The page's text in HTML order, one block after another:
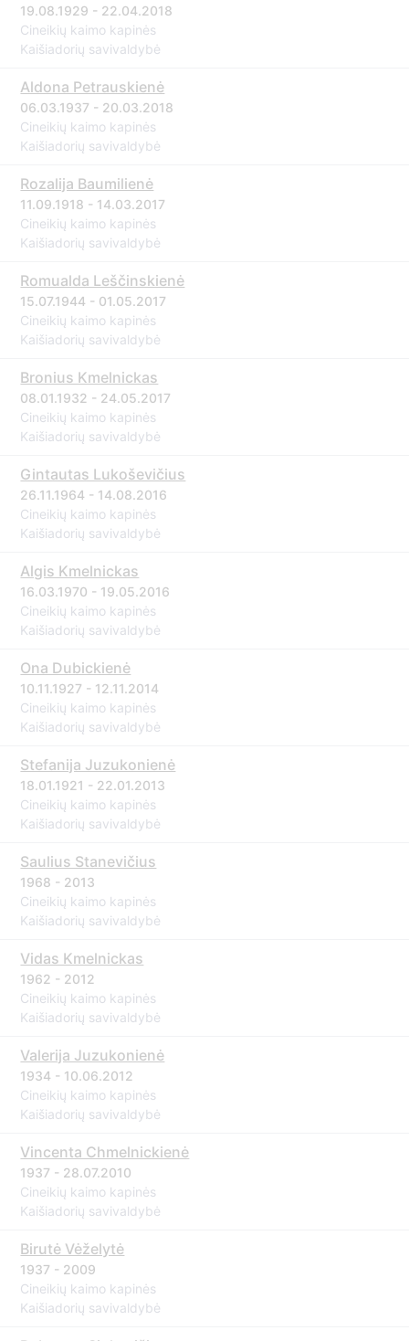
19.08.1929 - 22.04.2018
Cineikių kaimo kapinės
Kaišiadorių savivaldybė
Aldona Petrauskienė
06.03.1937 - 20.03.2018
Cineikių kaimo kapinės
Kaišiadorių savivaldybė
Rozalija Baumilienė
11.09.1918 - 14.03.2017
Cineikių kaimo kapinės
Kaišiadorių savivaldybė
Romualda Leščinskienė
15.07.1944 - 01.05.2017
Cineikių kaimo kapinės
Kaišiadorių savivaldybė
Bronius Kmelnickas
08.01.1932 - 24.05.2017
Cineikių kaimo kapinės
Kaišiadorių savivaldybė
Gintautas Lukoševičius
26.11.1964 - 14.08.2016
Cineikių kaimo kapinės
Kaišiadorių savivaldybė
Algis Kmelnickas
16.03.1970 - 19.05.2016
Cineikių kaimo kapinės
Kaišiadorių savivaldybė
Ona Dubickienė
10.11.1927 - 12.11.2014
Cineikių kaimo kapinės
Kaišiadorių savivaldybė
Stefanija Juzukonienė
18.01.1921 - 22.01.2013
Cineikių kaimo kapinės
Kaišiadorių savivaldybė
Saulius Stanevičius
1968 - 2013
Cineikių kaimo kapinės
Kaišiadorių savivaldybė
Vidas Kmelnickas
1962 - 2012
Cineikių kaimo kapinės
Kaišiadorių savivaldybė
Valerija Juzukonienė
1934 - 10.06.2012
Cineikių kaimo kapinės
Kaišiadorių savivaldybė
Vincenta Chmelnickienė
1937 - 28.07.2010
Cineikių kaimo kapinės
Kaišiadorių savivaldybė
Birutė Vėželytė
1937 - 2009
Cineikių kaimo kapinės
Kaišiadorių savivaldybė